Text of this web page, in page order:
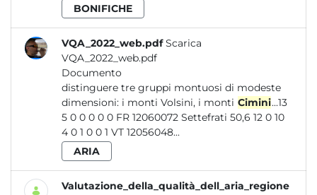
BONIFICHE
VQA_2022_web.pdf Scarica
VQA_2022_web.pdf
Documento
distinguere tre gruppi montuosi di modeste
dimensioni: i monti Volsini, i monti Cimini...13
5 0 0 0 0 0 FR 12060072 Settefrati 50,6 12 0 10
4 0 1 0 0 1 VT 12056048...
ARIA
Valutazione_della_qualità_dell_aria_regione